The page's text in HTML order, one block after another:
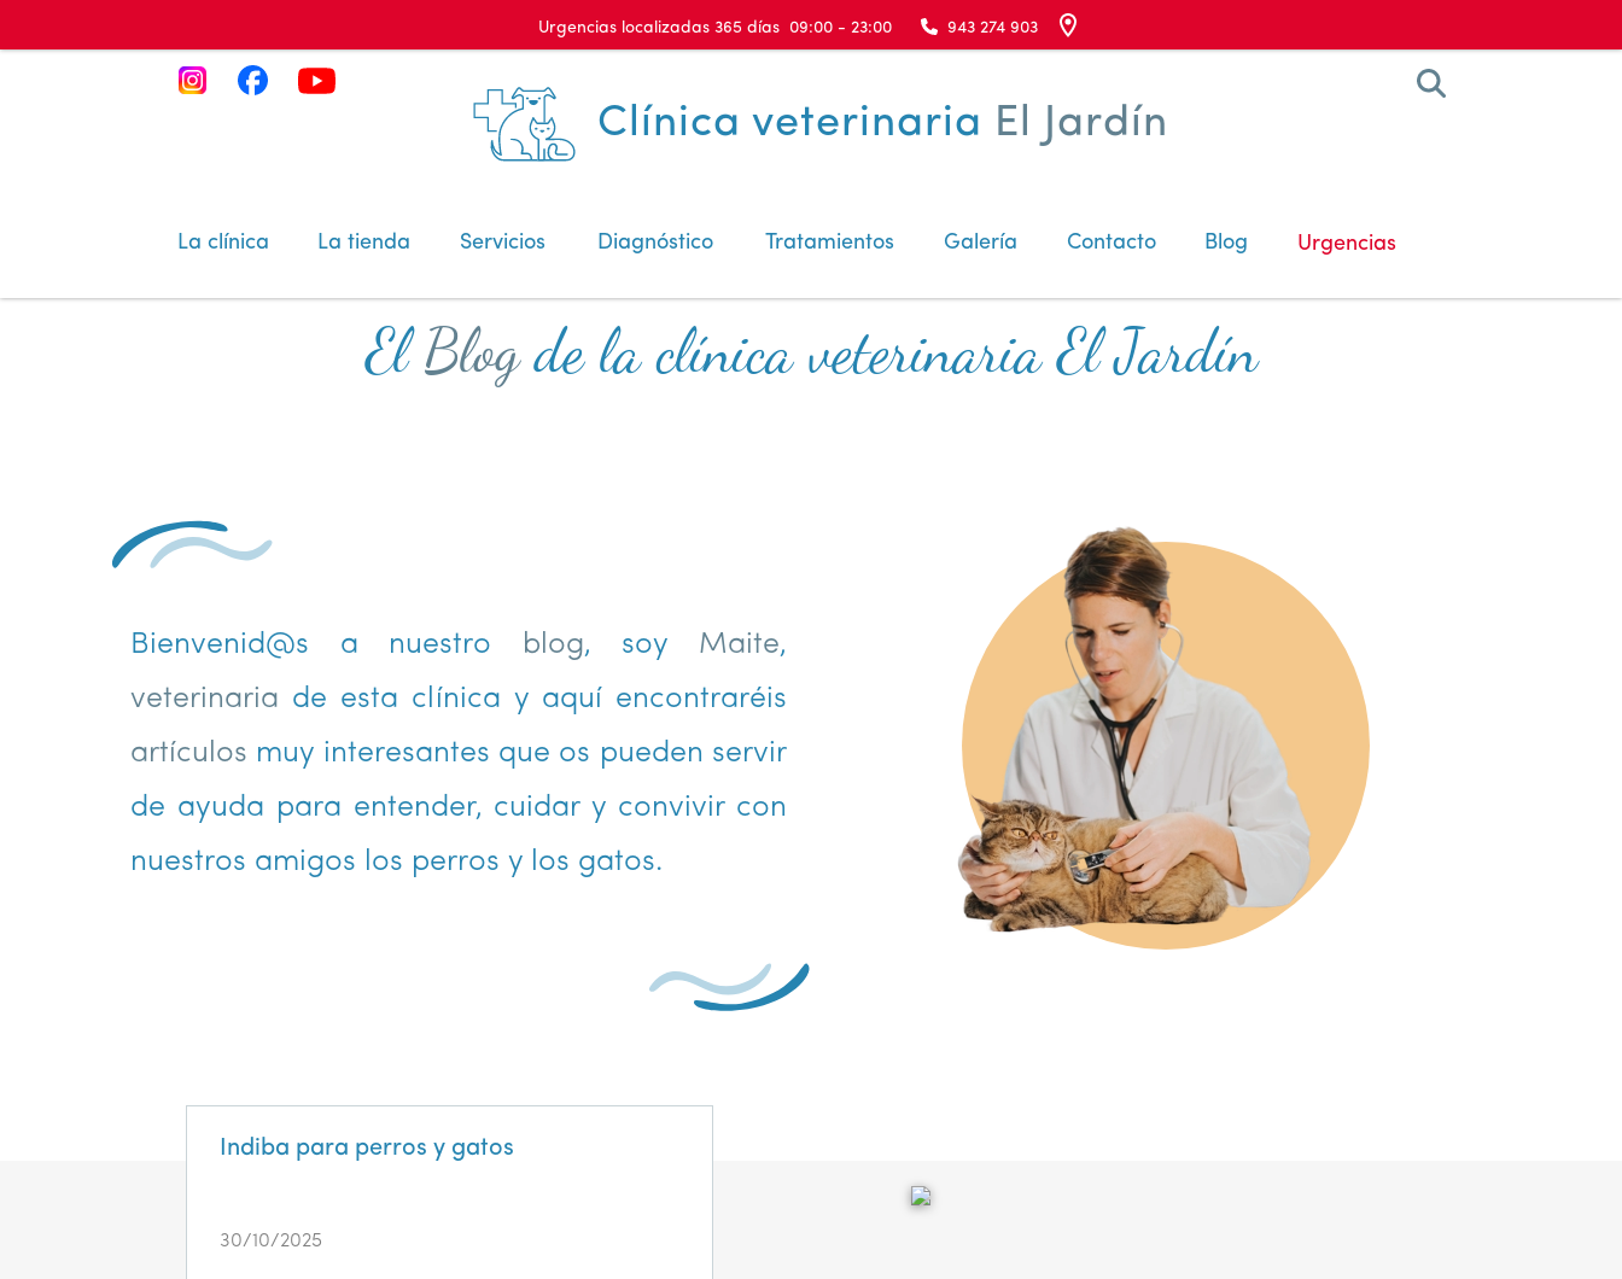
Urgencias localizadas 365 días 09:00 - 23:00 943 274 903
Clínica veterinaria El Jardín
La clínica La tienda Servicios Diagnóstico Tratamientos Galería Contacto Blog Urgencias
ElBlogde la clínica veterinaria El Jardín
Bienvenid@s a nuestro blog, soy Maite,
veterinaria de esta clínica y aquí encontraréis
artículos muy interesantes que os pueden servir
de ayuda para entender, cuidar y convivir con
nuestros amigos los perros y los gatos.
Indiba para perros y gatos
30/10/2025